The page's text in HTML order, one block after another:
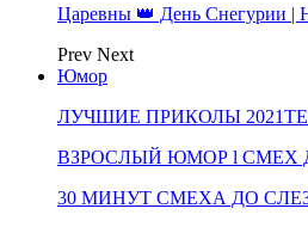
Царевны 👑 День Снегурии |
Prev Next
Юмор
ЛУЧШИЕ ПРИКОЛЫ
ВЗРОСЛЫЙ ЮМОР l СМЕХ
30 МИНУТ СМЕХА ДО